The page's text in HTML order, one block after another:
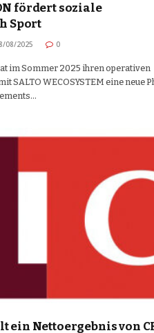
fördert soziale
Sport
08/2025 0
im Sommer 2025 ihren operativen
SALTO WECOSYSTEM eine neue
ein Nettoergebnis von